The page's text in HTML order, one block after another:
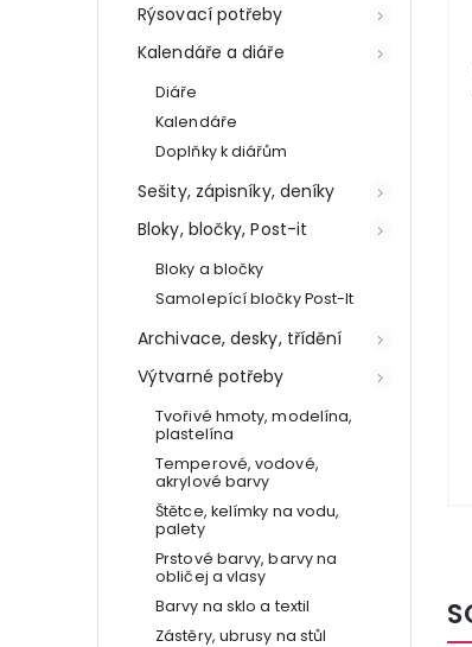
Rýsovací potřeby
Kalendáře a diáře
Diáře
Kalendáře
Doplňky k diářům
Sešity, zápisníky, deníky
Bloky, bločky, Post-it
Bloky a bločky
Samolepící bločky Post-It
Archivace, desky, třídění
Výtvarné potřeby
Tvořivé hmoty, modelína,
plastelína
Temperové, vodové,
akrylové barvy
Štětce, kelímky na vodu,
palety
Prstové barvy, barvy na
obličej a vlasy
Barvy na sklo a textil
Zástěry, ubrusy na stůl